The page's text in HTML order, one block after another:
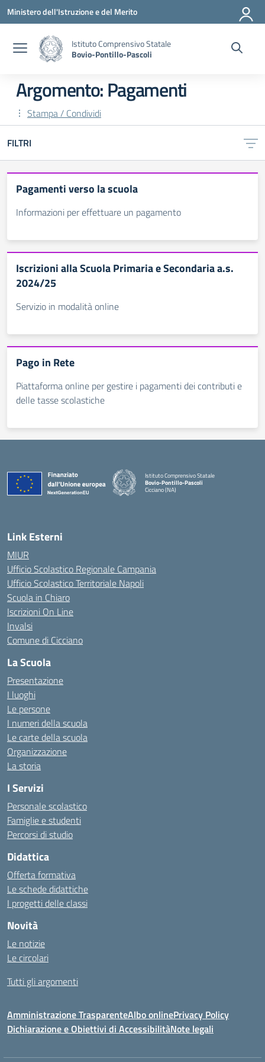
Vai ai contenuti
Vai al menu di navigazione
Vai al footer
Ministero dell'Istruzione e del Merito
Istituto Comprensivo Statale
Bovio-Pontillo-Pascoli
Argomento: Pagamenti
Stampa / Condividi
FILTRI
Pagamenti verso la scuola
Informazioni per effettuare un pagamento
Iscrizioni alla Scuola Primaria e Secondaria a.s.
2024/25
Servizio in modalità online
Pago in Rete
Piattaforma online per gestire i pagamenti dei contributi e
delle tasse scolastiche
Istituto Comprensivo Statale
Bovio-Pontillo-Pascoli
Cicciano (NA)
Link Esterni
MIUR
Ufficio Scolastico Regionale Campania
Ufficio Scolastico Territoriale Napoli
Scuola in Chiaro
Iscrizioni On Line
Invalsi
Comune di Cicciano
La Scuola
Presentazione
I luoghi
Le persone
I numeri della scuola
Le carte della scuola
Organizzazione
La storia
I Servizi
Personale scolastico
Famiglie e studenti
Percorsi di studio
Didattica
Offerta formativa
Le schede didattiche
I progetti delle classi
Novità
Le notizie
Le circolari
Tutti gli argomenti
Amministrazione TrasparenteAlbo onlinePrivacy Policy
Dichiarazione e Obiettivi di AccessibilitàNote legali